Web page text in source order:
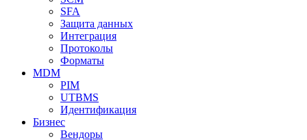
SFA
Защита данных
Интеграция
Протоколы
Форматы
MDM
PIM
UTBMS
Идентификация
Бизнес
Вендоры